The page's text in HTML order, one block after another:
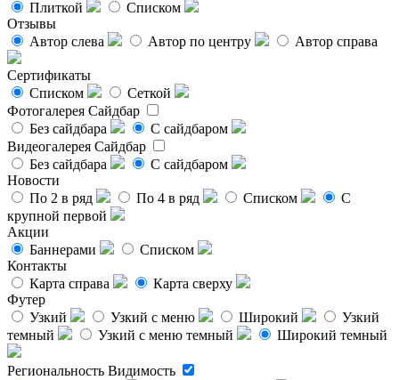
Плиткой
Списком
Отзывы
Автор слева
Автор по центру Автор справа
Сертификаты
Списком
Сеткой
Фотогалерея Сайдбар
Без сайдбара
С сайдбаром
Видеогалерея Сайдбар
Без сайдбара
С сайдбаром
Новости
По 2 в ряд
По 4 в ряд Списком
С
крупной первой
Акции
Баннерами
Списком
Контакты
Карта справа
Карта сверху
Футер
Узкий
Узкий с меню Широкий
Узкий
темный
Узкий с меню темный Широкий темный
Региональность Видимость